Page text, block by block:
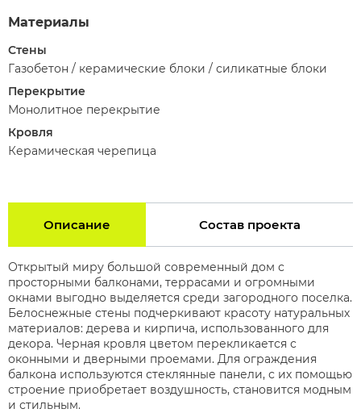
Материалы
Стены
Газобетон / керамические блоки / силикатные блоки
Перекрытие
Монолитное перекрытие
Кровля
Керамическая черепица
Описание Состав проекта
Открытый миру большой современный дом с
просторными балконами, террасами и огромными
окнами выгодно выделяется среди загородного поселка.
Белоснежные стены подчеркивают красоту натуральных
материалов: дерева и кирпича, использованного для
декора. Черная кровля цветом перекликается с
оконными и дверными проемами. Для ограждения
балкона используются стеклянные панели, с их помощью
строение приобретает воздушность, становится модным
и стильным.